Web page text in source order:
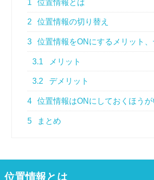
1 位置情報とは
2 位置情報の切り替え
3 位置情報をONにするメリット
3.1 メリット
3.2 デメリット
4 位置情報はONにしておくほう
5 まとめ
位置情報とは